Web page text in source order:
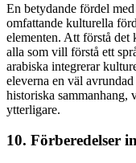
En betydande fördel
omfattande kulturella
elementen. Att förstå det
alla som vill förstå ett
arabiska integrerar
eleverna en väl
historiska sammanhang,
ytterligare.
10. Förberedelser